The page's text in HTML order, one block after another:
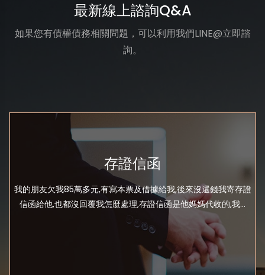
最新線上諮詢Q&A
如果您有債權債務相關問題，可以利用我們LINE@立即諮
詢。
存證信函
我的朋友欠我85萬多元,有寫本票及借據給我,後來沒還錢我寄存證
信函給他,也都沒回覆我怎麼處理,存證信函是他媽媽代收的,我...